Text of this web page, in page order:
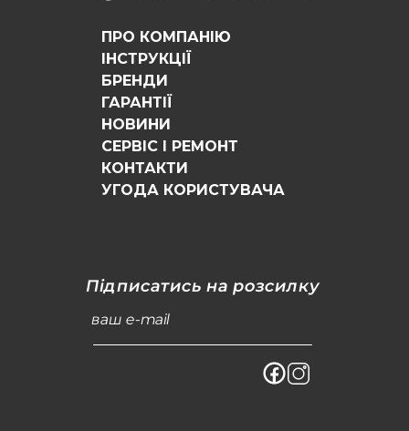
ПРО КОМПАНІЮ
ІНСТРУКЦІЇ
БРЕНДИ
ГАРАНТІЇ
НОВИНИ
СЕРВІС І РЕМОНТ
КОНТАКТИ
УГОДА КОРИСТУВАЧА
Підписатись на розсилку
ваш e-mail